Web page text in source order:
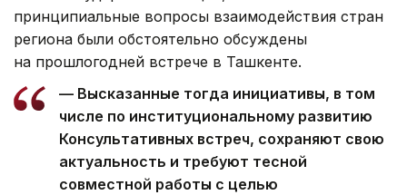
принципиальные вопросы взаимодействия стран
региона были обстоятельно обсуждены
на прошлогодней встрече в Ташкенте.
— Высказанные тогда инициативы, в том
числе по институциональному развитию
Консультативных встреч, сохраняют свою
актуальность и требуют тесной
совместной работы с целью